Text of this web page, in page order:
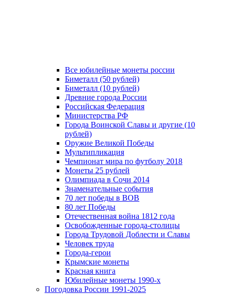
Все юбилейные монеты россии
Биметалл (50 рублей)
Биметалл (10 рублей)
Древние города России
Российская Федерация
Министерства РФ
Города Воинской Славы и другие (10
рублей)
Оружие Великой Победы
Мультипликация
Чемпионат мира по футболу 2018
Монеты 25 рублей
Олимпиада в Сочи 2014
Знаменательные события
70 лет победы в ВОВ
80 лет Победы
Отечественная война 1812 года
Освобожденные города-столицы
Города Трудовой Доблести и Славы
Человек труда
Города-герои
Крымские монеты
Красная книга
Юбилейные монеты 1990-х
Погодовка России 1991-2025